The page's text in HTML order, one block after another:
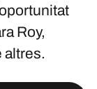
Roy,
altres.